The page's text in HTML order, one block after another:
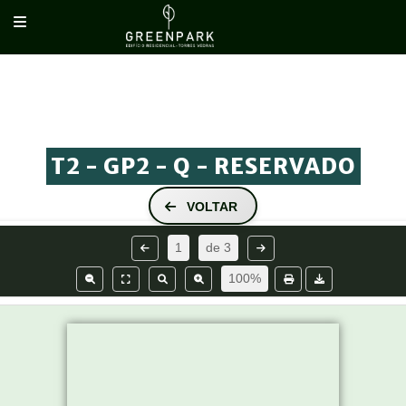
PISO 5 RESERVADO
T2 - GP2 - Q - RESERVADO
VOLTAR
1 de 3
100%